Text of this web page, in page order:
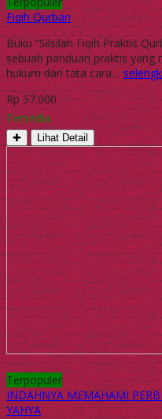
Fiqih Qurban
Buku “Silsilah Fiqih Praktis
sebuah panduan praktis
hukum dan tata cara…
Rp 57.000
Tersedia
✚ Lihat Detail
Terpopuler
INDAHNYA MEMAHAMI
YAHYA